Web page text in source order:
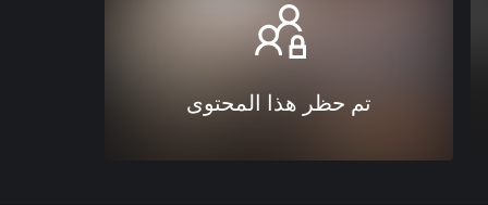
تم حظر هذا المحتوى